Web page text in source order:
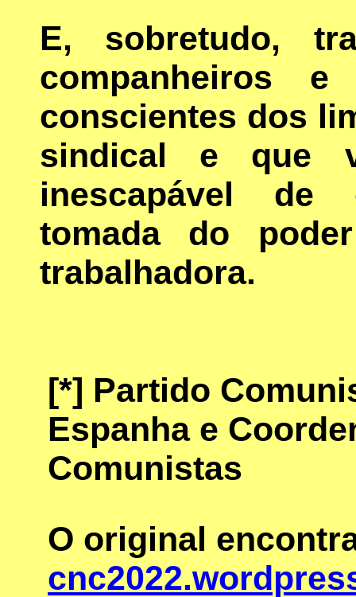
E, sobretudo,
companheiros e
conscientes dos
sindical e que
inescapável de
tomada do
trabalhadora.
[*] Partido
Espanha e
Comunistas
O original